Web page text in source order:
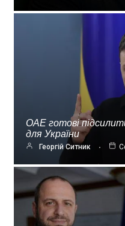
ОАЕ готові
для України
Георгій Ситник